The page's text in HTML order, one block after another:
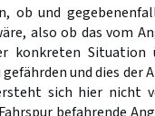
ob und
also ob das vom
konkreten Situation
und dies der
sich hier nicht